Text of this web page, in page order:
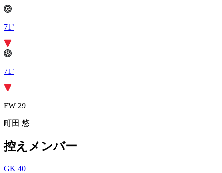
71’
71’
FW 29
町田 悠
控えメンバー
GK 40